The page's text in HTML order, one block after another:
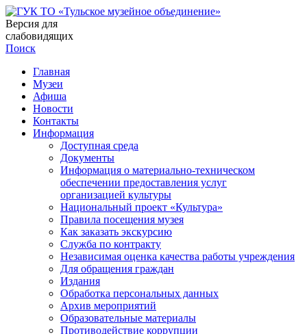
Версия для
слабовидящих
Поиск
Главная
Музеи
Афиша
Новости
Контакты
Информация
Доступная среда
Документы
Информация о материально-техническом
обеспечении предоставления услуг
организацией культуры
Национальный проект «Культура»
Правила посещения музея
Как заказать экскурсию
Служба по контракту
Независимая оценка качества работы учреждения
Для обращения граждан
Издания
Обработка персональных данных
Архив мероприятий
Образовательные материалы
Противодействие коррупции